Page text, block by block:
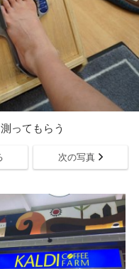
ってもらう
次の写真